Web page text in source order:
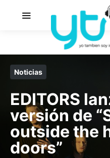
Noticias
EDITORS
versión de
outside the
doors”